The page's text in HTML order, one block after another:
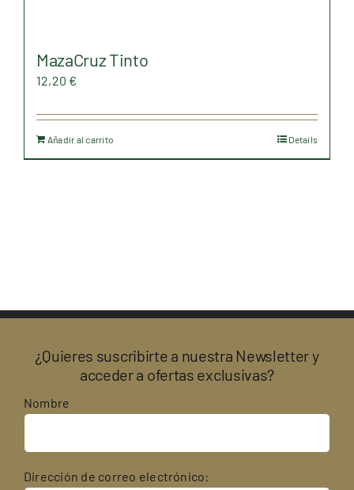
MazaCruz Tinto
12,20 €
Añadir al carrito Details
¿Quieres suscribirte a nuestra Newsletter y
acceder a ofertas exclusivas?
Nombre
Dirección de correo electrónico: